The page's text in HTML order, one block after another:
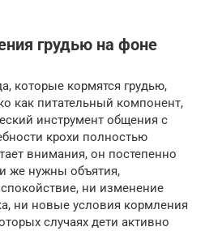
грудью на фоне
которые кормятся грудью,
как питательный компонент,
инструмент общения с
крохи полностью
внимания, он постепенно
же нужны объятия,
ни изменение
ни новые условия кормления
случаях дети активно